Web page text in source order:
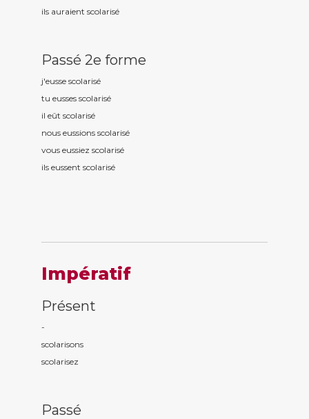
ils auraient scolarisé
Passé 2e forme
j'eusse scolarisé
tu eusses scolarisé
il eût scolarisé
nous eussions scolarisé
vous eussiez scolarisé
ils eussent scolarisé
Impératif
Présent
-
scolarisons
scolarisez
Passé